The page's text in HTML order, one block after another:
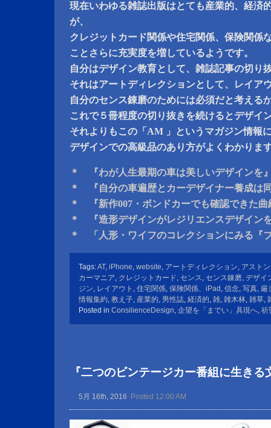
現在いわゆる雑誌出版はとても産業的、経済
が、
クレジットカード関係や住宅関係、保険関係
ことさらに充実度を増しているようです。
自分はデザイン教育として、雑誌記事の切り
それはアートディレクションとして、レイア
自分のセンス錬磨のためには必須だと考える
これで５冊程度の切り抜きを続けるとデザイ
それよりもこの「AM 」というマガジン情報
デザインでの高級品のあり方がよくわかりま
＊ 『わが人生最期の車は美しいデザインを
＊ 『自分の車遍歴とカーデザイナー養成は
＊ 『新作007・ボンドカーでも確認できた曲
＊ 『造形デザインがレジリエンスデザイン
＊ 「人形・ワイフのコレクションにみる『
Tags:AT, iPhone, website, アートディレクション, アスト
カーマニア, クレジットカード, センス, センス錬磨, デザイ
ジン, レイアウト , 住宅関係, 保険関係、iPad , 信念, 写真, 厳
情報集約, 教え子, 産業的, 男性誌, 経済的, 雑, 雑木林, 雑草,
Posted in ConsilienceDesign, 企望を「までい」具現へ, 祈
『二つのビンテージカー番組に生きる
5月 16th, 2016 Posted 12:00 AM